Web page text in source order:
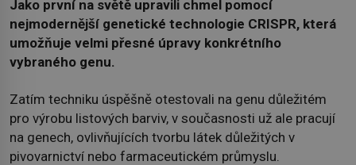
Jako první na světě upravili chmel pomocí
nejmodernější genetické technologie CRISPR, která
umožňuje velmi přesné úpravy konkrétního
vybraného genu.
Zatím techniku úspěšně otestovali na genu důležitém
pro výrobu listových barviv, v současnosti už ale pracují
na genech, ovlivňujících tvorbu látek důležitých v
pivovarnictví nebo farmaceutickém průmyslu.